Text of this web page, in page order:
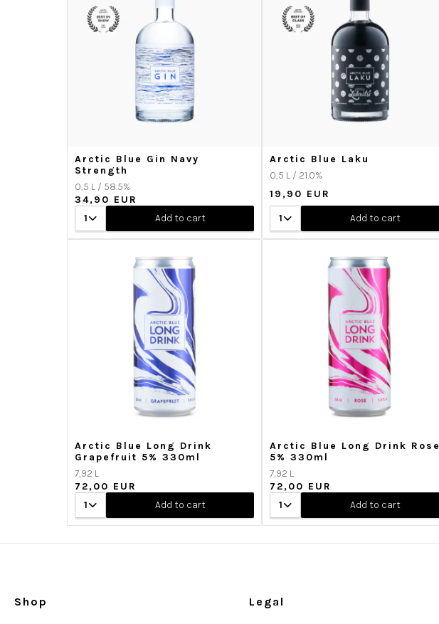
Arctic Blue Gin Navy
Strength
0,5 L / 58.5%
34,90 EUR
1
Add to cart
Arctic Blue Laku
0,5 L / 21.0%
19,90 EUR
1
Add to cart
Arctic Blue Long Drink
Grapefruit 5% 330ml
7,92 L
72,00 EUR
1
Add to cart
Arctic Blue Long Drink Rose
5% 330ml
7,92 L
72,00 EUR
1
Add to cart
Shop Legal